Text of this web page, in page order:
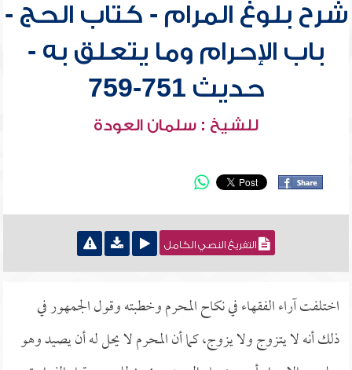
شرح بلوغ المرام - كتاب الحج -
باب الإحرام وما يتعلق به -
حديث 751-759
للشيخ : سلمان العودة
التفريغ النصي الكامل
اختلفت آراء الفقهاء في نكاح المحرم وخطبته وقول الجمهور في
ذلك أنه لا يتزوج ولا يزوج، كما أن المحرم لا يحل له أن يصيد وهو